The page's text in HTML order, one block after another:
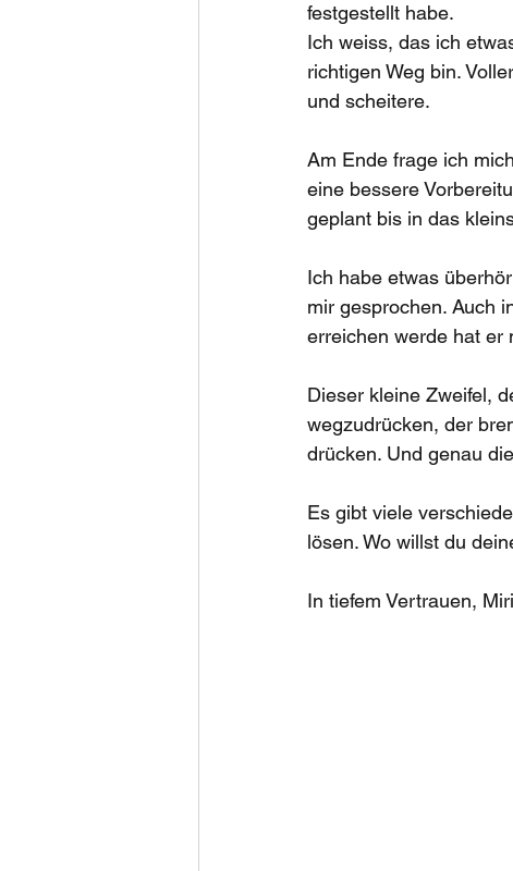
festgestellt habe.
Ich weiss, das ich
richtigen Weg bin.
und scheitere.
Am Ende frage ich
eine bessere
geplant bis in das
Ich habe etwas
mir gesprochen. Auch
erreichen werde hat er
Dieser kleine Zweifel,
wegzudrücken, der
drücken. Und genau
Es gibt viele
lösen. Wo willst du
In tiefem Vertrauen,